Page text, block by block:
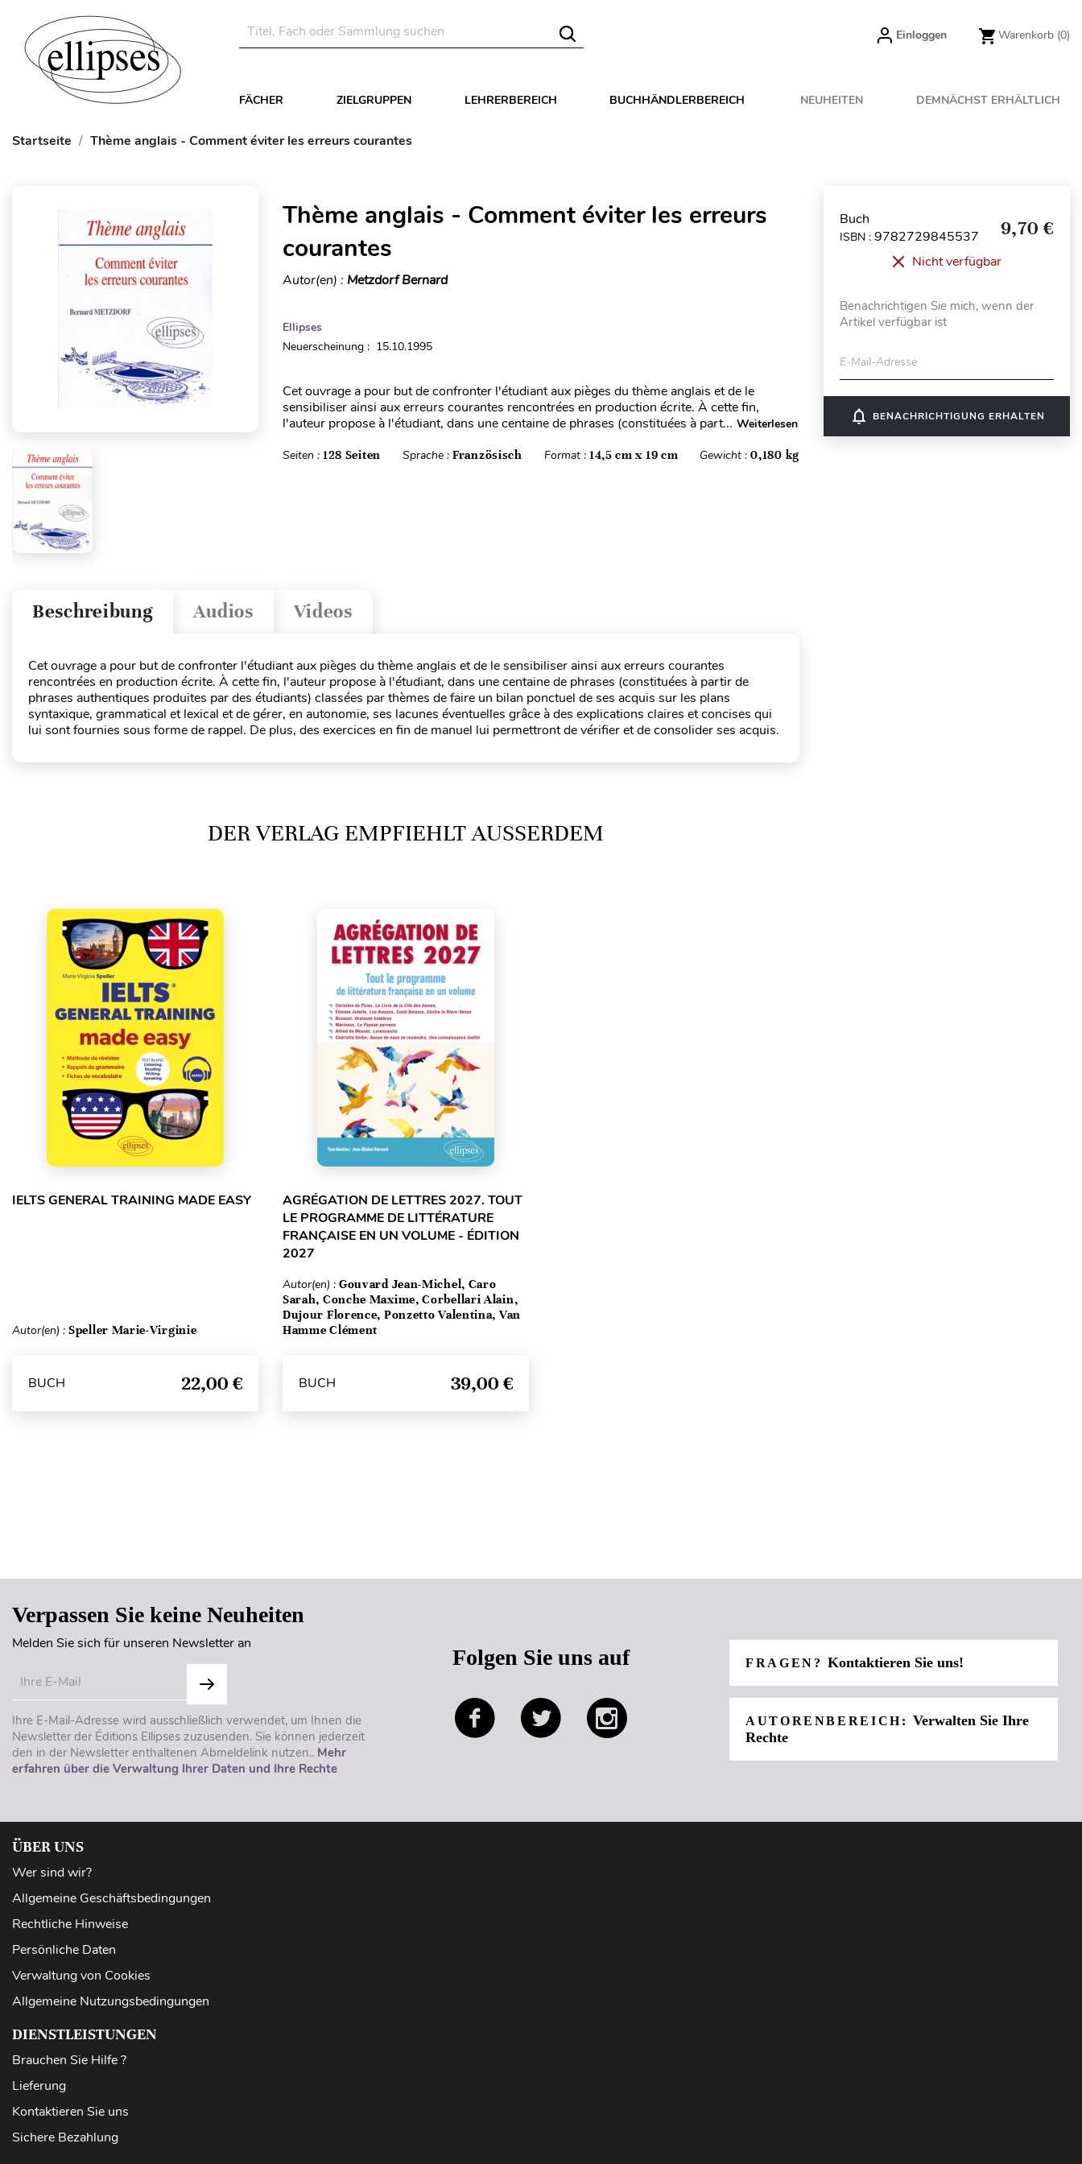
Einloggen Warenkorb (0)
FÄCHER ZIELGRUPPEN LEHRERBEREICH BUCHHÄNDLERBEREICH NEUHEITEN DEMNÄCHST ERHÄLTLICH
Startseite Thème anglais - Comment éviter les erreurs courantes
Thème anglais - Comment éviter les erreurs
courantes
Autor(en) : Metzdorf Bernard
Ellipses
Neuerscheinung : 15.10.1995
Cet ouvrage a pour but de confronter l'étudiant aux pièges du thème anglais et de le
sensibiliser ainsi aux erreurs courantes rencontrées en production écrite. À cette fin,
l'auteur propose à l'étudiant, dans une centaine de phrases (constituées à part... Weiterlesen
Seiten : 128 Seiten Sprache :Französisch Format : 14,5 cm x 19 cm Gewicht :0,180 kg
Videos
Audios
Beschreibung
Cet ouvrage a pour but de confronter l'étudiant aux pièges du thème anglais et de le sensibiliser ainsi aux erreurs courantes
rencontrées en production écrite. À cette fin, l'auteur propose à l'étudiant, dans une centaine de phrases (constituées à partir de
phrases authentiques produites par des étudiants) classées par thèmes de faire un bilan ponctuel de ses acquis sur les plans
syntaxique, grammatical et lexical et de gérer, en autonomie, ses lacunes éventuelles grâce à des explications claires et concises qui
lui sont fournies sous forme de rappel. De plus, des exercices en fin de manuel lui permettront de vérifier et de consolider ses acquis.
DER VERLAG EMPFIEHLT AUSSERDEM
IELTS GENERAL TRAINING MADE EASY
Autor(en) : Speller Marie-Virginie
BUCH 22,00 €
AGRÉGATION DE LETTRES 2027. TOUT
LE PROGRAMME DE LITTÉRATURE
FRANÇAISE EN UN VOLUME - ÉDITION
2027
Autor(en) : Gouvard Jean-Michel, Caro
Sarah, Conche Maxime, Corbellari Alain,
Dujour Florence, Ponzetto Valentina, Van
Hamme Clément
BUCH 39,00 €
Buch
ISBN : 9782729845537 9,70 €
Nicht verfügbar
Benachrichtigen Sie mich, wenn der
Artikel verfügbar ist
E-Mail-Adresse
notifications_none BENACHRICHTIGUNG ERHALTEN
Verpassen Sie keine Neuheiten
Melden Sie sich für unseren Newsletter an
Ihre E-Mail-Adresse wird ausschließlich verwendet, um Ihnen die
Newsletter der Éditions Ellipses zuzusenden. Sie können jederzeit
den in der Newsletter enthaltenen Abmeldelink nutzen.. Mehr
erfahren über die Verwaltung Ihrer Daten und Ihre Rechte
Folgen Sie uns auf FRAGEN?Kontaktieren Sie uns!
AUTORENBEREICH:Verwalten Sie Ihre
Rechte
ÜBER UNS
Wer sind wir?
Allgemeine Geschäftsbedingungen
Rechtliche Hinweise
Persönliche Daten
Verwaltung von Cookies
Allgemeine Nutzungsbedingungen
DIENSTLEISTUNGEN
Brauchen Sie Hilfe ?
Lieferung
Kontaktieren Sie uns
Sichere Bezahlung